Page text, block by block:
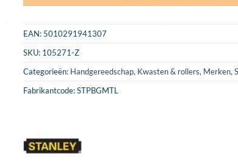
EAN: 5010291941307
SKU: 105271-Z
Categorieën: Handgereedschap, Kwasten & rollers, Merken,
Fabrikantcode: STPBGMTL